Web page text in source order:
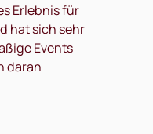
Erlebnis für
hat sich sehr
Events
daran